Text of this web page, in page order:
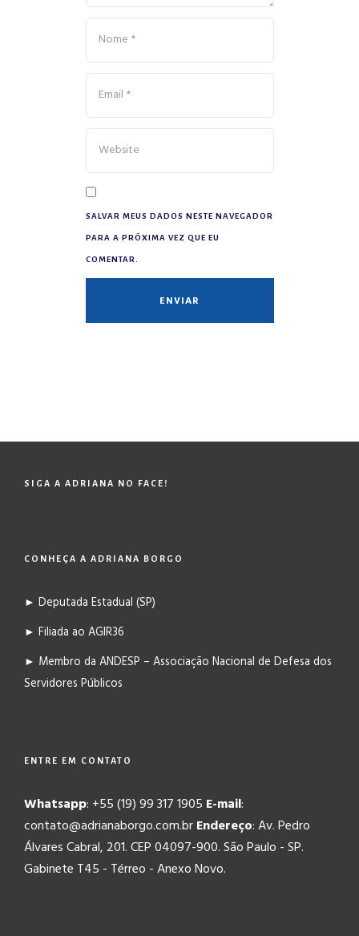
SALVAR MEUS DADOS NESTE NAVEGADOR
PARA A PRÓXIMA VEZ QUE EU
COMENTAR.
SIGA A ADRIANA NO FACE!
CONHEÇA A ADRIANA BORGO
► Deputada Estadual (SP)
► Filiada ao AGIR36
► Membro da ANDESP – Associação Nacional de Defesa dos
Servidores Públicos
ENTRE EM CONTATO
Whatsapp: +55 (19) 99 317 1905 E-mail:
contato@adrianaborgo.com.brEndereço: Av. Pedro
Álvares Cabral, 201. CEP 04097-900. São Paulo - SP.
Gabinete T45 - Térreo - Anexo Novo.